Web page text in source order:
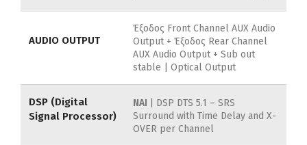
AUDIO OUTPUT
Έξοδος Front Channel AUX Audio
Output + Έξοδος Rear Channel
AUX Audio Output + Sub out
stable | Optical Output
DSP (Digital
Signal Processor)
ΝΑΙ
| DSP DTS 5.1 – SRS
Surround with Time Delay and X-
OVER per Channel